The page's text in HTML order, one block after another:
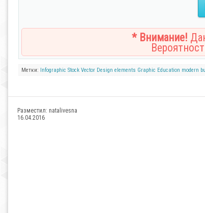
* Внимание!
Метки: Infographic Stock Vector Design elements Graphic Education modern
Разместил: natalivesna
16.04.2016